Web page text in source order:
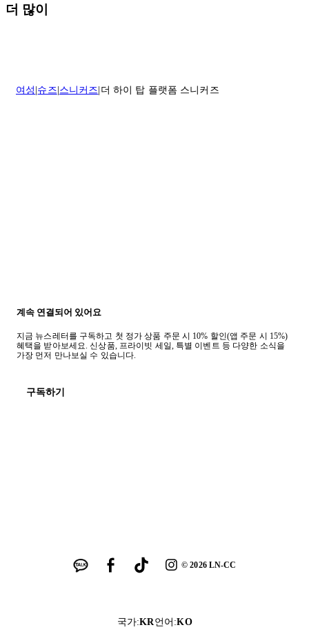
실 수 있습니다.
배송일로부터 영업일 기준 30일 이내에 접수된 반품에 대해서는 기꺼
이 환불해 드리겠습니다.반품 상품은 원래 상태를 유지하고 반드시
더 많이
여성 슈즈 스니커즈 더 하이 탑 플랫폼 스니커즈
계속 연결되어 있어요
지금 뉴스레터를 구독하고 첫 정가 상품 주문 시 10% 할인(앱 주문 시 15%)
혜택을 받아보세요. 신상품, 프라이빗 세일, 특별 이벤트 등 다양한 소식을
가장 먼저 만나보실 수 있습니다.
구독하기
©2026LN-CC
국가:KR언어 :KO